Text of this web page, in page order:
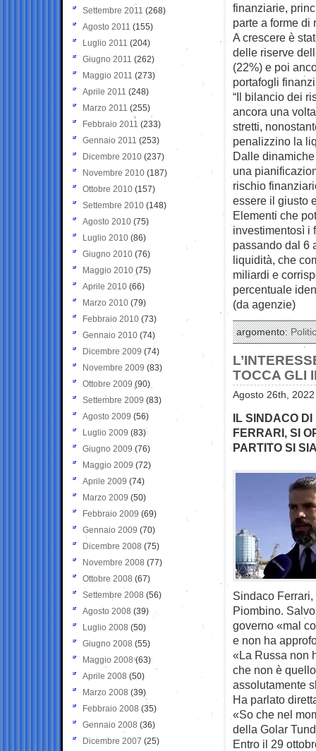
finanziarie,
parte a forme di
A crescere è
delle riserve
(22%) e poi
portafogli
“Il bilancio dei
ancora una
stretti,
penalizzino la
Dalle
una
rischio
essere il giusto
Elementi che
investimentosì i
passando dal 6
liquidità, che
miliardi e
percentuale
(da agenzie)
argomento:
TOCCA GLI
Agosto 26th,
IL SINDACO
FERRARI, SI
PARTITO SI
Sindaco
Piombino.
governo «mal
e non ha
«La Russa non
che non è
assolutamente
Ha parlato
«So che nel
della Golar
Entro il 29
Settembre 2011 (268)
Agosto 2011 (155)
Luglio 2011 (204)
Giugno 2011 (262)
Maggio 2011 (273)
Aprile 2011 (248)
Marzo 2011 (255)
Febbraio 2011 (233)
Gennaio 2011 (253)
Dicembre 2010 (237)
Novembre 2010 (187)
Ottobre 2010 (157)
Settembre 2010 (148)
Agosto 2010 (75)
Luglio 2010 (86)
Giugno 2010 (76)
Maggio 2010 (75)
Aprile 2010 (66)
Marzo 2010 (79)
Febbraio 2010 (73)
Gennaio 2010 (74)
Dicembre 2009 (74)
Novembre 2009 (83)
Ottobre 2009 (90)
Settembre 2009 (83)
Agosto 2009 (56)
Luglio 2009 (83)
Giugno 2009 (76)
Maggio 2009 (72)
Aprile 2009 (74)
Marzo 2009 (50)
Febbraio 2009 (69)
Gennaio 2009 (70)
Dicembre 2008 (75)
Novembre 2008 (77)
Ottobre 2008 (67)
Settembre 2008 (56)
Agosto 2008 (39)
Luglio 2008 (50)
Giugno 2008 (55)
Maggio 2008(63)
Aprile 2008 (50)
Marzo 2008 (39)
Febbraio 2008 (35)
Gennaio 2008 (36)
Dicembre 2007 (25)